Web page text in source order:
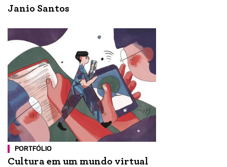
Janio Santos
PORTFÓLIO
Cultura em um mundo virtual